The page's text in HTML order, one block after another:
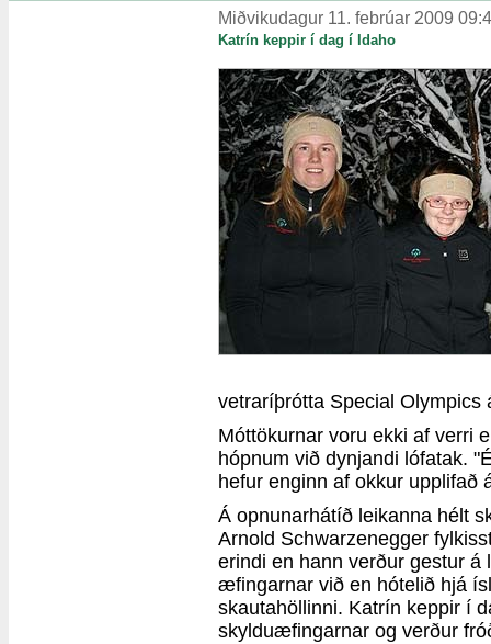
Miðvikudagur 11. febrúar 2009
Katrín keppir í dag í Idaho
vetraríþrótta Special Olympics
Móttökurnar voru ekki af verri
hópnum við dynjandi lófatak.
hefur enginn af okkur upplifað
Á opnunarhátíð leikanna hélt
Arnold Schwarzenegger
erindi en hann verður gestur
æfingarnar við en hótelið hjá
skautahöllinni. Katrín keppir í
skylduæfingarnar og verður